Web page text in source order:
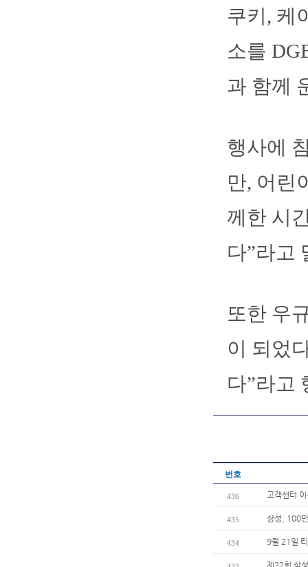
쿠키, 케
소를
과 함께
행사에
만, 어린
께한 시
다”라고
또한 우
이 되었
다”라고
번호
436 고객센터
435 삼성, 100
434 9월 21일
제22회 삼